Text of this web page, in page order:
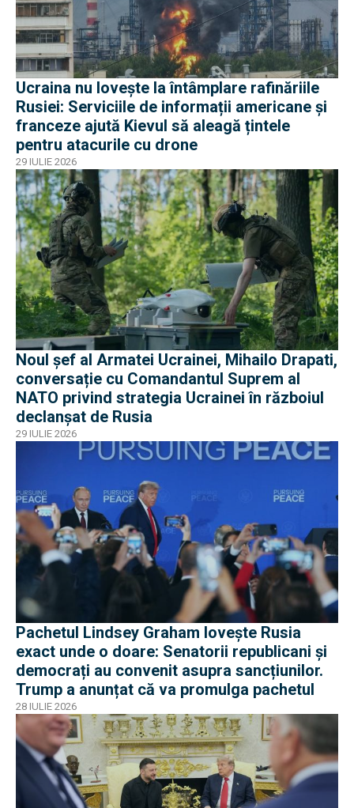
Ucraina nu lovește la întâmplare rafinăriile
Rusiei: Serviciile de informații americane și
franceze ajută Kievul să aleagă țintele
pentru atacurile cu drone
29 IULIE 2026
Noul șef al Armatei Ucrainei, Mihailo Drapati,
conversație cu Comandantul Suprem al
NATO privind strategia Ucrainei în războiul
declanșat de Rusia
29 IULIE 2026
Pachetul Lindsey Graham lovește Rusia
exact unde o doare: Senatorii republicani și
democrați au convenit asupra sancțiunilor.
Trump a anunțat că va promulga pachetul
28 IULIE 2026